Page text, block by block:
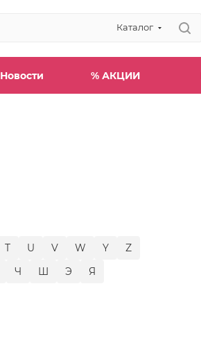
Каталог
Новости % АКЦИИ
T U V W Y
Z
Ч Ш Э Я